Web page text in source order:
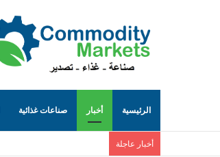
الرئيسية أخبار صناعات غذائية
أخبار عاجلة